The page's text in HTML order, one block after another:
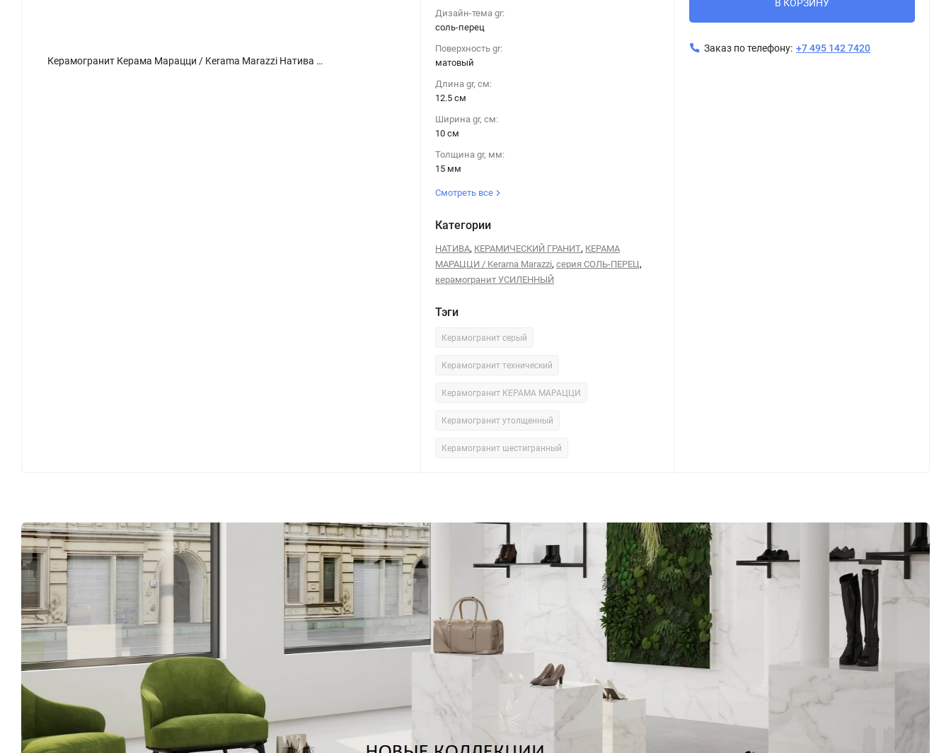
Керамогранит Керама Марацци / Kerama Marazzi Натива SP100110N серый 12,5x10,8
Дизайн-тема gr:
соль-перец
Поверхность gr:
матовый
Длина gr, см:
12.5 см
Ширина gr, см:
10 см
Толщина gr, мм:
15 мм
Смотреть все
Категории
НАТИВА, КЕРАМИЧЕСКИЙ ГРАНИТ, КЕРАМА
МАРАЦЦИ / Kerama Marazzi,серия СОЛЬ-ПЕРЕЦ ,
керамогранит УСИЛЕННЫЙ
Тэги
Керамогранит серый
Керамогранит технический
Керамогранит КЕРАМА МАРАЦЦИ
Керамогранит утолщенный
Керамогранит шестигранный
В КОРЗИНУ
Заказ по телефону: +7 495 142 7420